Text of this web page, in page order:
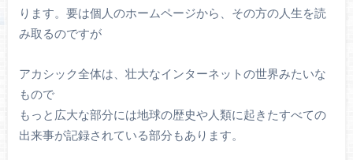
ります。要は個人のホームページから、その方の人生を読
み取るのですが
アカシック全体は、壮大なインターネットの世界みたいな
もので
もっと広大な部分には地球の歴史や人類に起きたすべての
出来事が記録されている部分もあります。